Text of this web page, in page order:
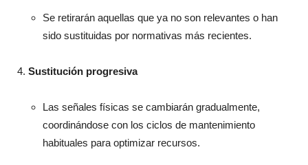
Se retirarán aquellas que ya no son relevantes o han
sido sustituidas por normativas más recientes.
Sustitución progresiva
Las señales físicas se cambiarán gradualmente,
coordinándose con los ciclos de mantenimiento
habituales para optimizar recursos.